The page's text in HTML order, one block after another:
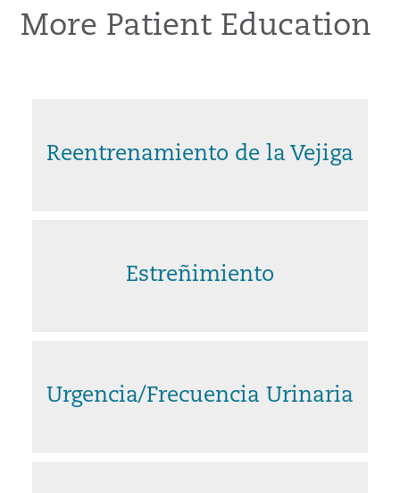
More Patient Education
Reentrenamiento de la Vejiga
Estreñimiento
Urgencia/Frecuencia Urinaria